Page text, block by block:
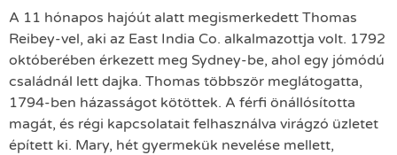
A 11 hónapos hajóút alatt megismerkedett Thomas
Reibey-vel, aki az East India Co. alkalmazottja volt. 1792
októberében érkezett meg Sydney-be, ahol egy jómódú
családnál lett dajka. Thomas többször meglátogatta,
1794-ben házasságot kötöttek. A férfi önállósította
magát, és régi kapcsolatait felhasználva virágzó üzletet
épített ki. Mary, hét gyermekük nevelése mellett,